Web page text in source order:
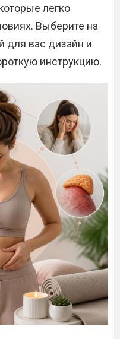
легко
Выберите на
для вас дизайн и
инструкцию.